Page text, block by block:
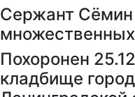
Сержант Сёмин
Похоронен
кладбище